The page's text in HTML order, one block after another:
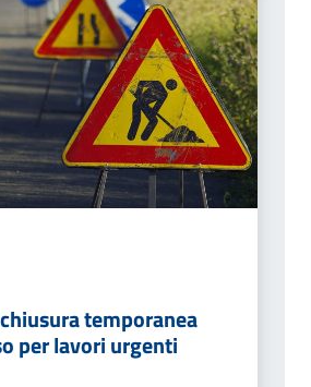
temporanea
per lavori urgenti